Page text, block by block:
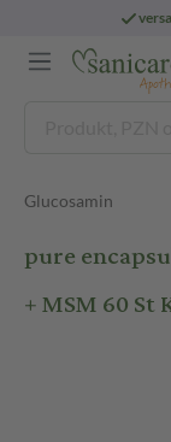
Glucosamin
pure
+ MSM 60 St